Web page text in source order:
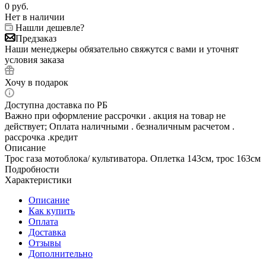
0 руб.
Нет в наличии
Нашли дешевле?
Предзаказ
Наши менеджеры обязательно свяжутся с вами и уточнят
условия заказа
Хочу в подарок
Доступна доставка по РБ
Важно при оформление рассрочки . акция на товар не
действует; Оплата наличными . безналичным расчетом .
рассрочка .кредит
Описание
Трос газа мотоблока/ культиватора. Оплетка 143см, трос 163см
Подробности
Характеристики
Описание
Как купить
Оплата
Доставка
Отзывы
Дополнительно